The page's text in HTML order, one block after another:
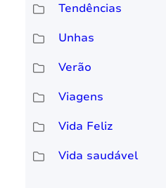
Tendências
Unhas
Verão
Viagens
Vida Feliz
Vida saudável